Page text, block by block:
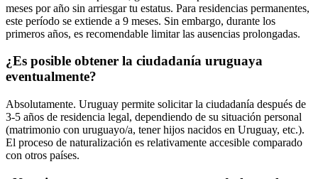
meses por año sin arriesgar tu estatus. Para residencias permanentes,
este período se extiende a 9 meses. Sin embargo, durante los
primeros años, es recomendable limitar las ausencias prolongadas.
¿Es posible obtener la ciudadanía uruguaya
eventualmente?
Absolutamente. Uruguay permite solicitar la ciudadanía después de
3-5 años de residencia legal, dependiendo de su situación personal
(matrimonio con uruguayo/a, tener hijos nacidos en Uruguay, etc.).
El proceso de naturalización es relativamente accesible comparado
con otros países.